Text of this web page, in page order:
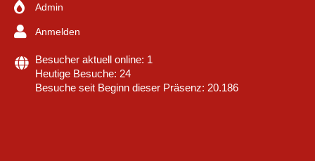
Admin
Anmelden
Besucher aktuell online: 1
Heutige Besuche: 24
Besuche seit Beginn dieser Präsenz: 20.186